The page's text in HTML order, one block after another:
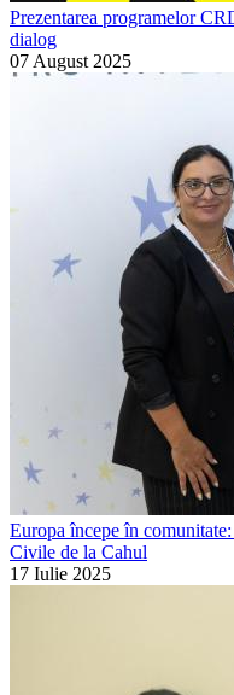
Prezentarea programelor
dialog
07 August 2025
Europa începe în
Civile de la Cahul
17 Iulie 2025